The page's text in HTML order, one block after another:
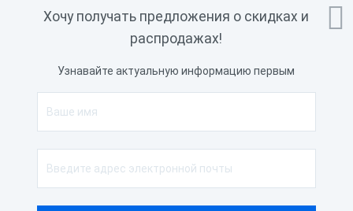

Хочу получать предложения о скидках и
распродажах!
Узнавайте актуальную информацию первым